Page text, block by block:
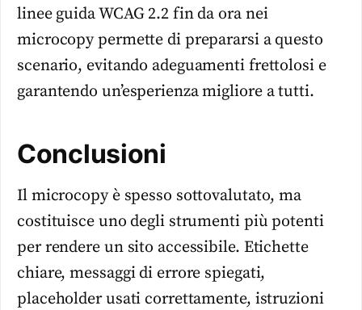
linee guida WCAG 2.2 fin da ora nei
microcopy permette di prepararsi a questo
scenario, evitando adeguamenti frettolosi e
garantendo un’esperienza migliore a tutti.
Conclusioni
Il microcopy è spesso sottovalutato, ma
costituisce uno degli strumenti più potenti
per rendere un sito accessibile. Etichette
chiare, messaggi di errore spiegati,
placeholder usati correttamente, istruzioni